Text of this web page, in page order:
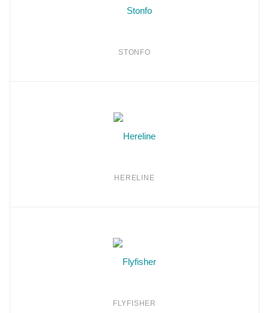
STONFO
HERELINE
FLYFISHER